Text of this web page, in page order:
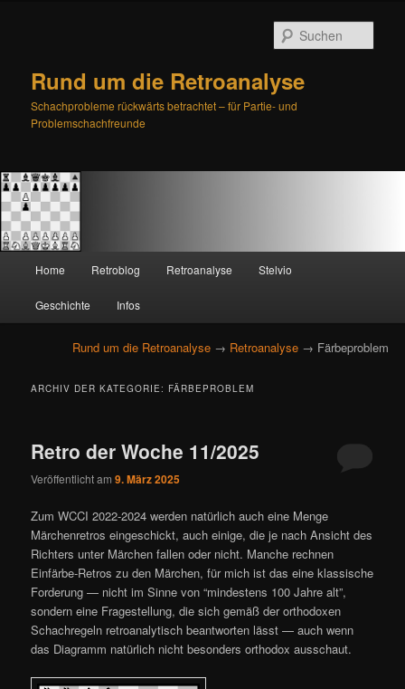
Rund um die Retroanalyse
Schachprobleme rückwärts betrachtet – für Partie- und
Problemschachfreunde
Zum
primären
Inhalt
springen
Zum
sekundären
Inhalt
springen
Home Retroblog Retroanalyse Stelvio
Geschichte Infos
Rund um die Retroanalyse → Retroanalyse → Färbeproblem
ARCHIV DER KATEGORIE: FÄRBEPROBLEM
Retro der Woche 11/2025
Veröffentlicht am9. März 2025
Zum WCCI 2022-2024 werden natürlich auch eine Menge
Märchenretros eingeschickt, auch einige, die je nach Ansicht des
Richters unter Märchen fallen oder nicht. Manche rechnen
Einfärbe-Retros zu den Märchen, für mich ist das eine klassische
Forderung — nicht im Sinne von “mindestens 100 Jahre alt”,
sondern eine Fragestellung, die sich gemäß der orthodoxen
Schachregeln retroanalytisch beantworten lässt — auch wenn
das Diagramm natürlich nicht besonders orthodox ausschaut.